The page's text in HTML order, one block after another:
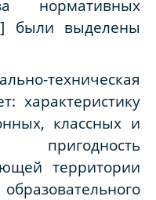
нормативных
были выделены
характеристику
классных и
территории